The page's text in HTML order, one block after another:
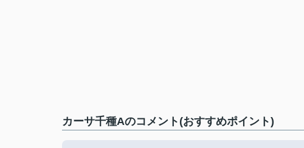
カーサ千種Aのコメント(おすすめポイント)